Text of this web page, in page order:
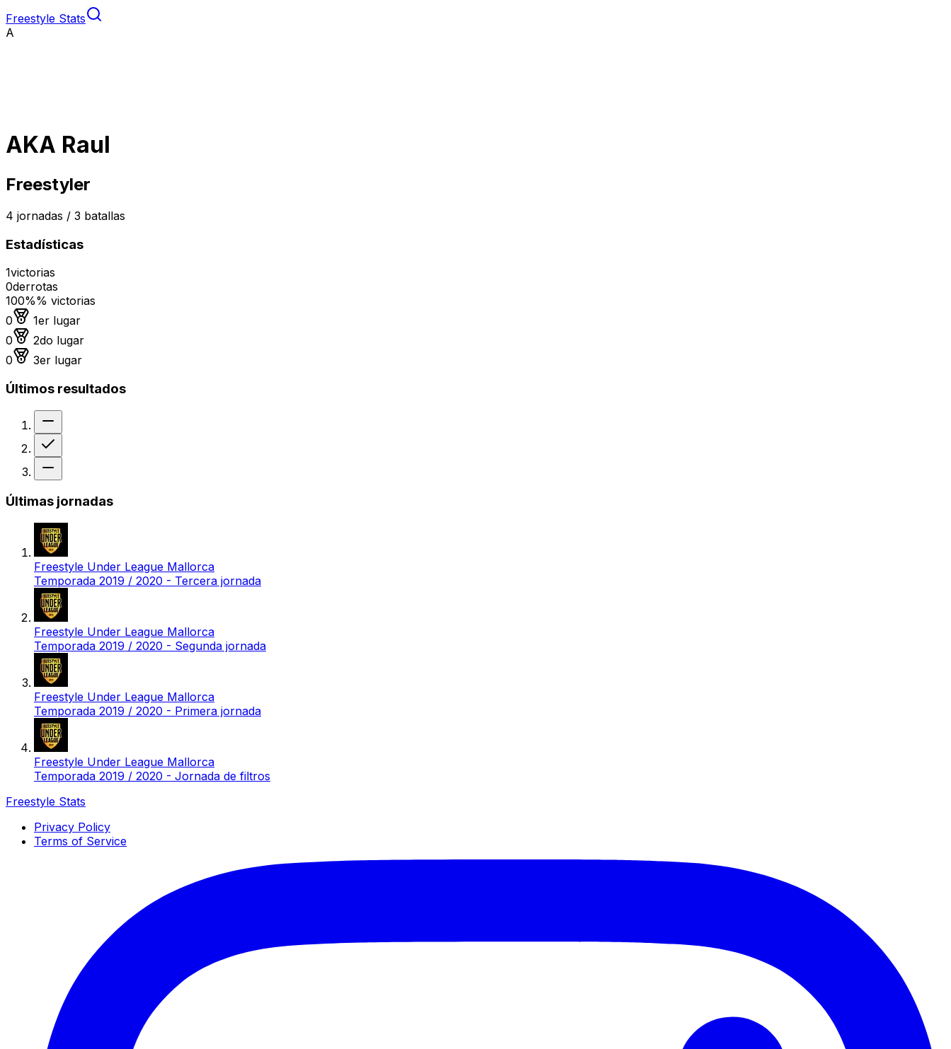
Freestyle Stats
A
AKA Raul
Freestyler
4 jornadas / 3 batallas
Estadísticas
1victorias
0derrotas
100%% victorias
0
Medalla de oro
1er lugar
0
Medalla de plata
2do lugar
0
Medalla de bronce
3er lugar
Últimos resultados
Últimas jornadas
Freestyle Under League Mallorca
Temporada 2019 / 2020 - Tercera jornada
Freestyle Under League Mallorca
Temporada 2019 / 2020 - Segunda jornada
Freestyle Under League Mallorca
Temporada 2019 / 2020 - Primera jornada
Freestyle Under League Mallorca
Temporada 2019 / 2020 - Jornada de filtros
Freestyle Stats
Privacy Policy
Terms of Service